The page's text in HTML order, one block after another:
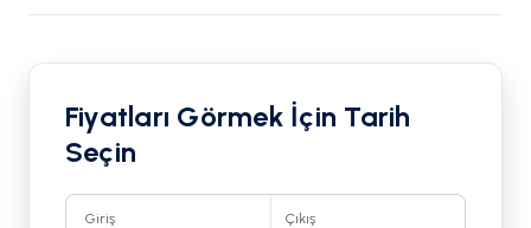
Fiyatları Görmek İçin Tarih
Seçin
Giriş Çıkış